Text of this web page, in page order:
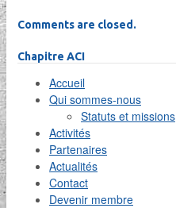
Comments are closed.
Chapitre ACI
Accueil
Qui sommes-nous
Statuts et missions
Activités
Partenaires
Actualités
Contact
Devenir membre